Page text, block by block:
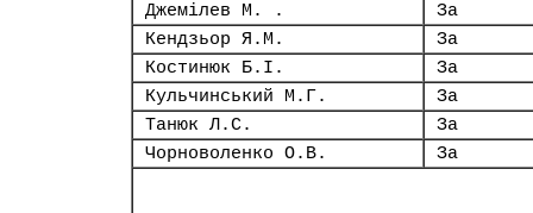
Джемілев М. .
За
Кендзьор Я.М.
За
Костинюк Б.І.
За
Кульчинський М.Г.
За
Танюк Л.С.
За
Чорноволенко О.В.
За